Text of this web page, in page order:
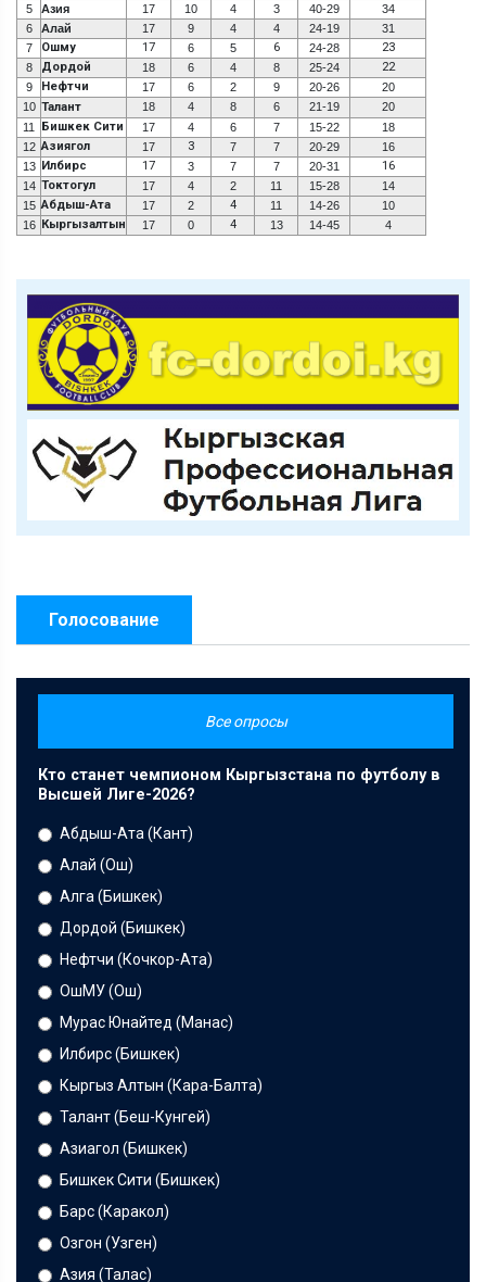
5 Азия 17 10 4 3 40-29
34
6
Алай 17 9 4 4 24-19
31
7
Ошму 17 6 5 6 24-28 23
8 Дордой 18 6 4 8 25-24 22
9 Нефтчи 17 6 2 9 20-26
20
10 Талант 18 4 8 6 21-19
20
11
Бишкек Сити 17 4 6 7 15-22
18
12 Азиягол 17 3 7 7 20-29
16
13 Илбирс 17 3 7 7 20-31 16
14 Токтогул 17 4 2 11 15-28
14
15 Абдыш-Ата 17 2 4 11 14-26
10
16 Кыргызалтын 17 0 4 13 14-45 4
Голосование
Все опросы
Кто станет чемпионом Кыргызстана по футболу в
Высшей Лиге-2026?
Абдыш-Ата (Кант)
Алай (Ош)
Алга (Бишкек)
Дордой (Бишкек)
Нефтчи (Кочкор-Ата)
ОшМУ (Ош)
Мурас Юнайтед (Манас)
Илбирс (Бишкек)
Кыргыз Алтын (Кара-Балта)
Талант (Беш-Кунгей)
Азиагол (Бишкек)
Бишкек Сити (Бишкек)
Барс (Каракол)
Озгон (Узген)
Азия (Талас)